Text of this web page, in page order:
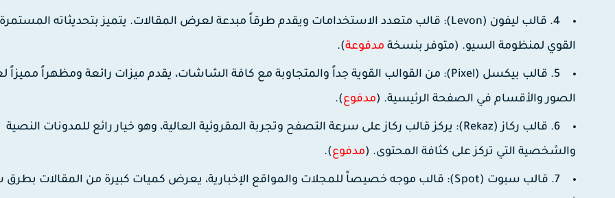
4. قالب ليفون (Levon):
قالب متعدد الاستخدامات ويقدم طرقاً مبدعة لعرض المقالات. يتميز بتحديثاته
القوي لمنظومة السيو. (متوفر بنسخة مدفوعة).
5. قالب بيكسل (Pixel):
من القوالب القوية جداً والمتجاوبة مع كافة الشاشات، يقدم ميزات رائعة ومظهراً
الصور والأقسام في الصفحة الرئيسية. (مدفوع).
6. قالب ركاز (Rekaz):
يركز قالب ركاز على سرعة التصفح وتجربة المقروئية العالية، وهو خيار رائع للمدونات النصية
والشخصية التي تركز على كثافة المحتوى. (مدفوع).
7. قالب سبوت (Spot):
قالب موجه خصيصاً للمجلات والمواقع الإخبارية، يعرض كميات كبيرة من المقالات بطرق